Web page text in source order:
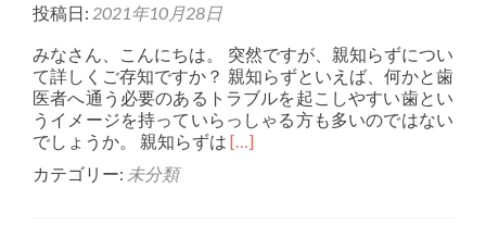
投稿日: 2021年10月28日
みなさん、こんにちは。 突然ですが、親知らずについ
て詳しくご存知ですか？ 親知らずといえば、何かと歯
医者へ通う必要のあるトラブルを起こしやすい歯とい
うイメージを持っていらっしゃる方も多いのではない
でしょうか。 親知らずは Read more about 親知らずとは
[…]
カテゴリー: 未分類